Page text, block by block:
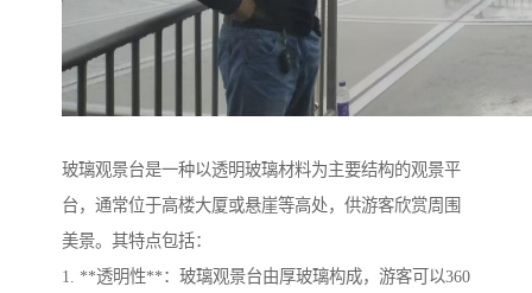
玻璃观景台是一种以透明玻璃材料为主要结构的观景平
台，通常位于高楼大厦或悬崖等高处，供游客欣赏周围
美景。其特点包括：
1. **透明性**：玻璃观景台由厚玻璃构成，游客可以360